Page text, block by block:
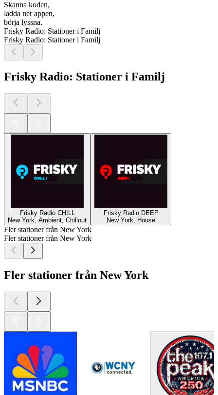
Skanna koden,
ladda ner appen,
börja lyssna.
Frisky Radio: Stationer i Familj
Frisky Radio: Stationer i Familj
Frisky Radio: Stationer i Familj
Frisky Radio CHILL
New York, Ambient, Chillout
Frisky Radio DEEP
New York, House
Fler stationer från New York
Fler stationer från New York
Fler stationer från New York